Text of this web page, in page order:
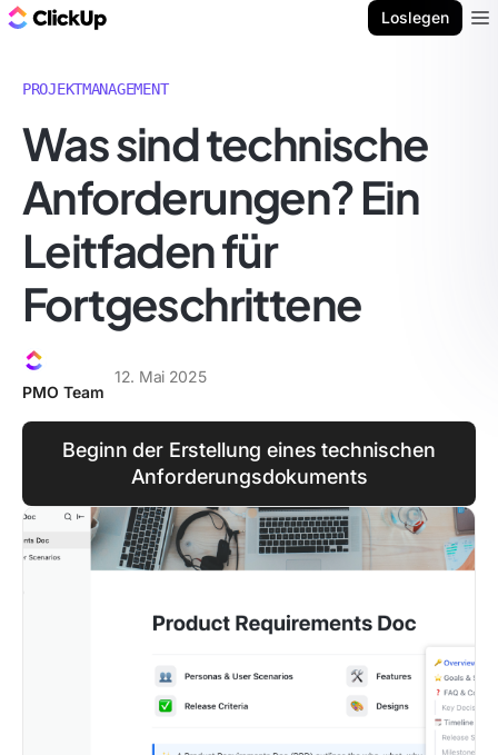
Loslegen
PROJEKTMANAGEMENT
Was sind technische
Anforderungen? Ein
Leitfaden für
Fortgeschrittene
PMO Team
12. Mai 2025
Beginn der Erstellung eines technischen
Anforderungsdokuments